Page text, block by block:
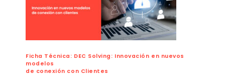
Ficha Técnica: DEC Solving: Innovación en nuevos
modelos
de conexión con Clientes